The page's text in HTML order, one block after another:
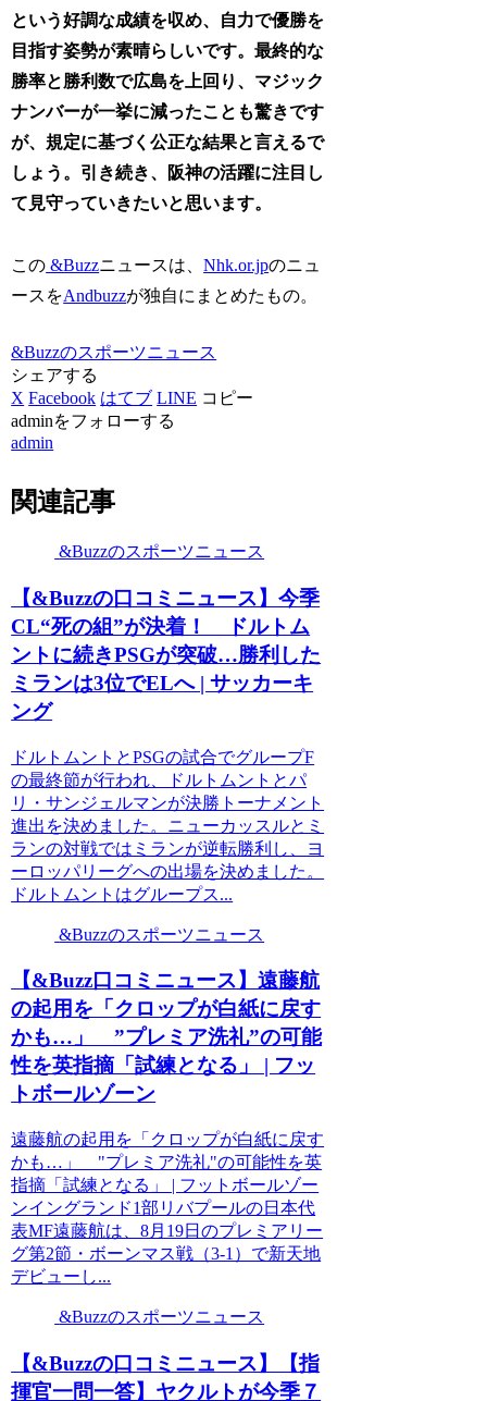
という好調な成績を収め、自力で優勝を
目指す姿勢が素晴らしいです。最終的な
勝率と勝利数で広島を上回り、マジック
ナンバーが一挙に減ったことも驚きです
が、規定に基づく公正な結果と言えるで
しょう。引き続き、阪神の活躍に注目し
て見守っていきたいと思います。
この &Buzzニュースは、Nhk.or.jpのニュ
ースをAndbuzzが独自にまとめたもの。
&Buzzのスポーツニュース
シェアする
X Facebook はてブ LINE コピー
adminをフォローする
admin
関連記事
&Buzzのスポーツニュース
【&Buzzの口コミニュース】今季
CL“死の組”が決着！ ドルトム
ントに続きPSGが突破…勝利した
ミランは3位でELへ | サッカーキ
ング
ドルトムントとPSGの試合でグループF
の最終節が行われ、ドルトムントとパ
リ・サンジェルマンが決勝トーナメント
進出を決めました。ニューカッスルとミ
ランの対戦ではミランが逆転勝利し、ヨ
ーロッパリーグへの出場を決めました。
ドルトムントはグループス...
&Buzzのスポーツニュース
【&Buzz口コミニュース】遠藤航
の起用を「クロップが白紙に戻す
かも…」 ”プレミア洗礼”の可能
性を英指摘「試練となる」 | フッ
トボールゾーン
遠藤航の起用を「クロップが白紙に戻す
かも…」 "プレミア洗礼"の可能性を英
指摘「試練となる」 | フットボールゾー
ンイングランド1部リバプールの日本代
表MF遠藤航は、8月19日のプレミアリー
グ第2節・ボーンマス戦（3-1）で新天地
デビューし...
&Buzzのスポーツニュース
【&Buzzの口コミニュース】【指
揮官一問一答】ヤクルトが今季７